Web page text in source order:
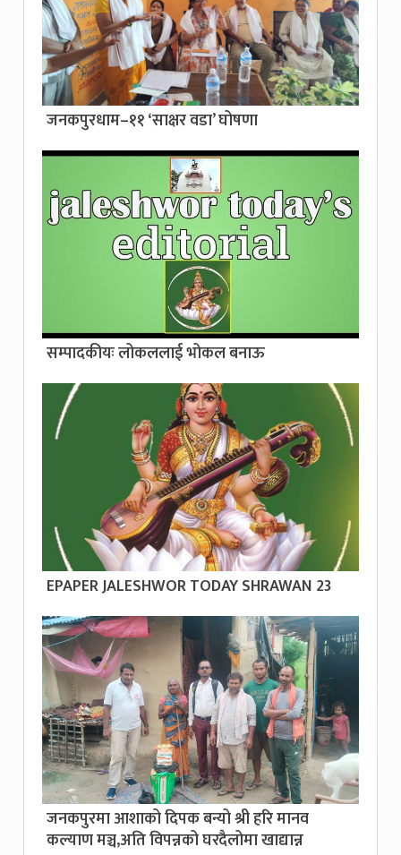
जनकपुरधाम–११ ‘साक्षर वडा’ घोषणा
सम्पादकीयः लोकललाई भोकल बनाऊ
EPAPER JALESHWOR TODAY SHRAWAN 23
जनकपुरमा आशाको दिपक बन्यो श्री हरि मानव
कल्याण मञ्च,अति विपन्नको घरदैलोमा खाद्यान्न